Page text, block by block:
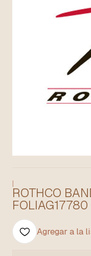
|
ROTHCO
FOLIAG17780
Agregar a la